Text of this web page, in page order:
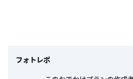
フォトレポ